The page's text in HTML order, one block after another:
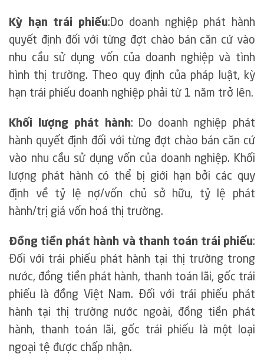
Kỳ hạn trái phiếu:Do doanh nghiệp phát hành
quyết định đối với từng đợt chào bán căn cứ vào
nhu cầu sử dụng vốn của doanh nghiệp và tình
hình thị trường. Theo quy định của pháp luật, kỳ
hạn trái phiếu doanh nghiệp phải từ 1 năm trở lên.
Khối lượng phát hành: Do doanh nghiệp phát
hành quyết định đối với từng đợt chào bán căn cứ
vào nhu cầu sử dụng vốn của doanh nghiệp. Khối
lượng phát hành có thể bị giới hạn bởi các quy
định về tỷ lệ nợ/vốn chủ sở hữu, tỷ lệ phát
hành/trị giá vốn hoá thị trường.
Đồng tiền phát hành và thanh toán trái phiếu:
Đối với trái phiếu phát hành tại thị trường trong
nước, đồng tiền phát hành, thanh toán lãi, gốc trái
phiếu là đồng Việt Nam. Đối với trái phiếu phát
hành tại thị trường nước ngoài, đồng tiền phát
hành, thanh toán lãi, gốc trái phiếu là một loại
ngoại tệ được chấp nhận.